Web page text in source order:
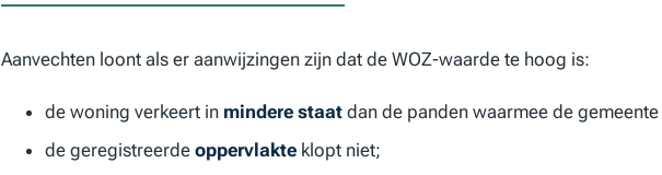
Aanvechten loont als er aanwijzingen zijn dat de WOZ-waarde te hoog is:
de woning verkeert in mindere staat dan de panden waarmee de
de geregistreerde oppervlakte klopt niet;